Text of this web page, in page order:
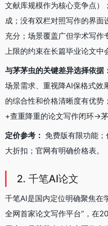
文献库规模作为核心竞争点）
成；没有双栏对照写作的界
充分；场景覆盖广但学术写作
上限的约束在长篇毕业论文中
与茅茅虫的关键差异选择依据：
场景需求、重视降AI保格式
的综合性和价格清晰度有优
+查重降重的论文写作闭环→
定价参考： 免费版有限功能
大折扣；官网有明确价格表。
2. 千笔AI论文
千笔AI是国内定位明确聚焦在
全网首家论文写作平台”，在